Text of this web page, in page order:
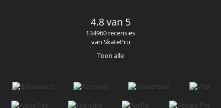
4.8 van 5
134960 recensies
van SkatePro
Toon alle